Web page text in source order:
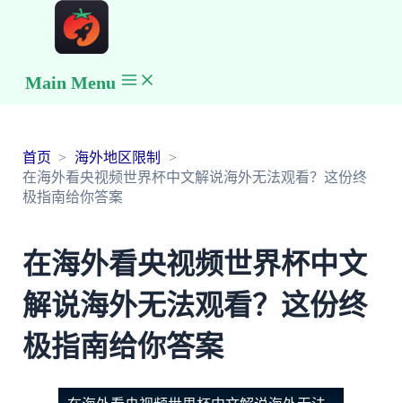
Main Menu
首页
海外地区限制
在海外看央视频世界杯中文解说海外无法观看？这份终
极指南给你答案
在海外看央视频世界杯中文
解说海外无法观看？这份终
极指南给你答案